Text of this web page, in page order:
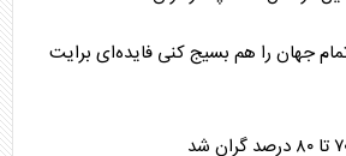
جهان را هم بسیج کنی فایده‌ای برایت